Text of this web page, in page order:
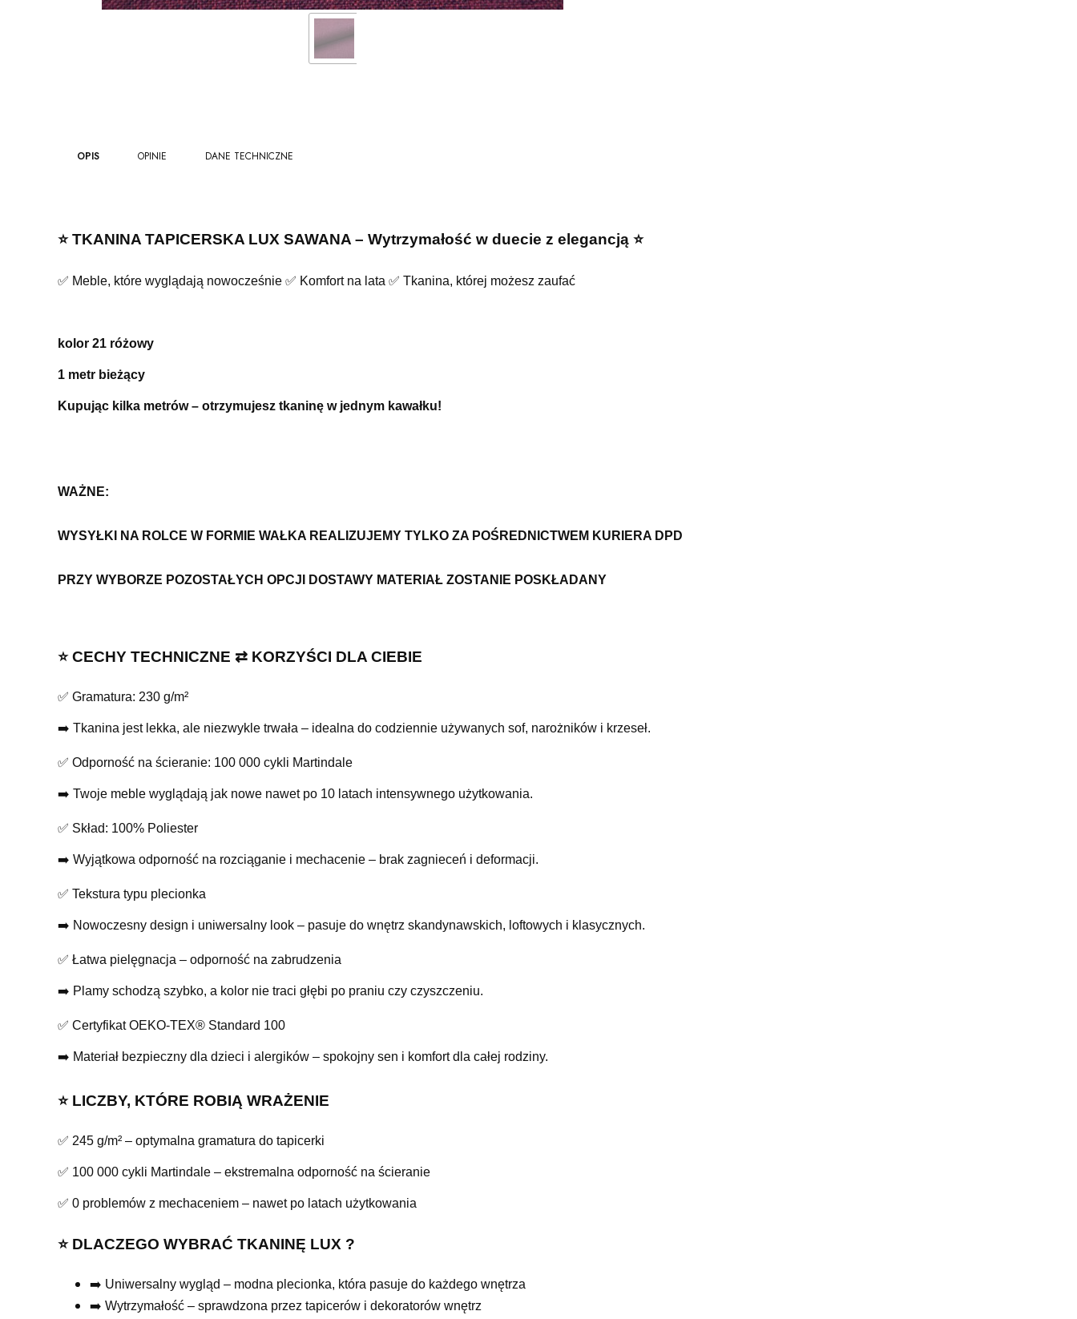
OPIS OPINIE DANE TECHNICZNE
⭐️ TKANINA TAPICERSKA LUX SAWANA – Wytrzymałość w duecie z elegancją ⭐️
✅ Meble, które wyglądają nowocześnie ✅ Komfort na lata ✅ Tkanina, której możesz zaufać
kolor 21 różowy
1 metr bieżący
Kupując kilka metrów – otrzymujesz tkaninę w jednym kawałku!
WAŻNE:
WYSYŁKI NA ROLCE W FORMIE WAŁKA REALIZUJEMY TYLKO ZA POŚREDNICTWEM KURIERA DPD
PRZY WYBORZE POZOSTAŁYCH OPCJI DOSTAWY MATERIAŁ ZOSTANIE POSKŁADANY
⭐️ CECHY TECHNICZNE ⇄ KORZYŚCI DLA CIEBIE
✅ Gramatura: 230 g/m²
➡️ Tkanina jest lekka, ale niezwykle trwała – idealna do codziennie używanych sof, narożników i krzeseł.
✅ Odporność na ścieranie: 100 000 cykli Martindale
➡️ Twoje meble wyglądają jak nowe nawet po 10 latach intensywnego użytkowania.
✅ Skład: 100% Poliester
➡️ Wyjątkowa odporność na rozciąganie i mechacenie – brak zagnieceń i deformacji.
✅ Tekstura typu plecionka
➡️ Nowoczesny design i uniwersalny look – pasuje do wnętrz skandynawskich, loftowych i klasycznych.
✅ Łatwa pielęgnacja – odporność na zabrudzenia
➡️ Plamy schodzą szybko, a kolor nie traci głębi po praniu czy czyszczeniu.
✅ Certyfikat OEKO-TEX® Standard 100
➡️ Materiał bezpieczny dla dzieci i alergików – spokojny sen i komfort dla całej rodziny.
⭐️ LICZBY, KTÓRE ROBIĄ WRAŻENIE
✅ 245 g/m² – optymalna gramatura do tapicerki
✅ 100 000 cykli Martindale – ekstremalna odporność na ścieranie
✅ 0 problemów z mechaceniem – nawet po latach użytkowania
⭐️ DLACZEGO WYBRAĆ TKANINĘ LUX ?
➡️ Uniwersalny wygląd – modna plecionka, która pasuje do każdego wnętrza
➡️ Wytrzymałość – sprawdzona przez tapicerów i dekoratorów wnętrz